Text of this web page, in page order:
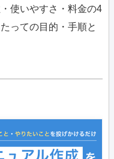
使いやすさ・料金の4
っての目的・手順と